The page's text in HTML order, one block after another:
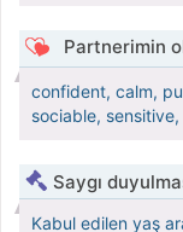
Partnerimin
confident, calm,
sociable,
Saygı
Kabul edilen yaş